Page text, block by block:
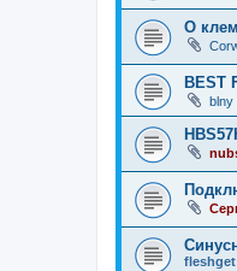
О
BEST
blny
fleshget